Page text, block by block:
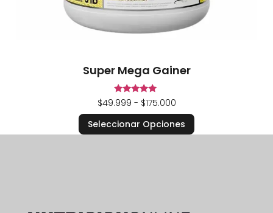
Super Mega Gainer
Valorado en
5.00
de 5
$49.999 - $175.000
Seleccionar Opciones